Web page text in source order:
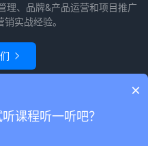
理、品牌&产品运营和项目推广
实战经验。

本站主题由themebetter
×
课程听一听吧？